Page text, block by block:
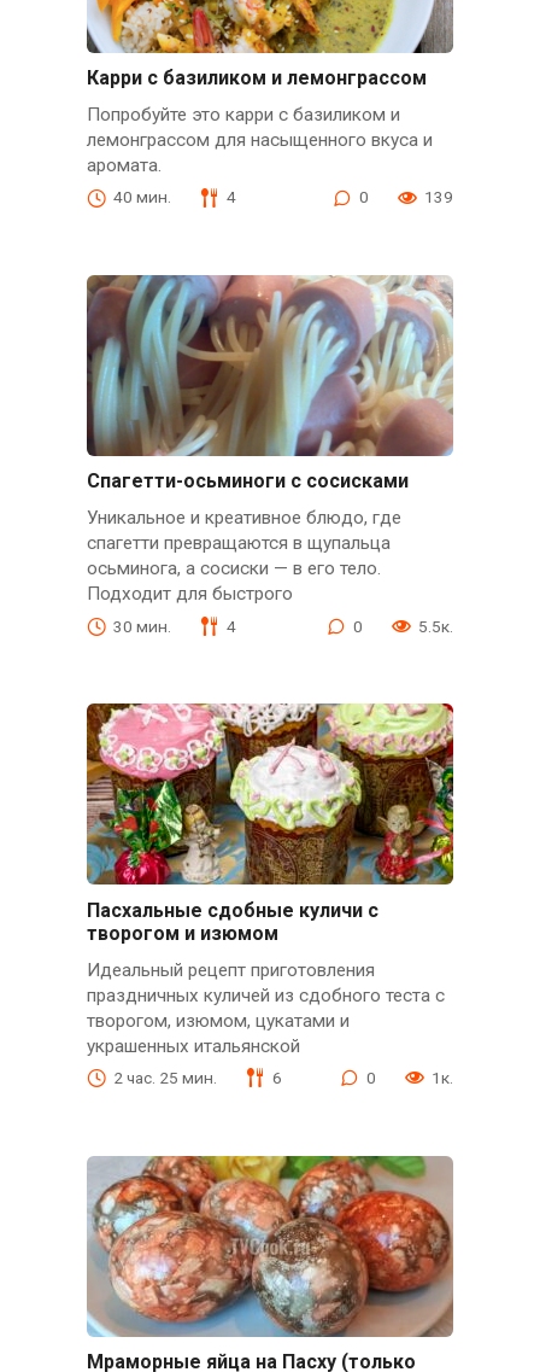
Карри с базиликом и лемонграссом
Попробуйте это карри с базиликом и
лемонграссом для насыщенного вкуса и
аромата.
40 мин. 4 0 139
Спагетти-осьминоги с сосисками
Уникальное и креативное блюдо, где
спагетти превращаются в щупальца
осьминога, а сосиски — в его тело.
Подходит для быстрого
30 мин. 4 0 5.5к.
Пасхальные сдобные куличи с
творогом и изюмом
Идеальный рецепт приготовления
праздничных куличей из сдобного теста с
творогом, изюмом, цукатами и
украшенных итальянской
2 час. 25 мин. 6 0 1к.
Мраморные яйца на Пасху (только